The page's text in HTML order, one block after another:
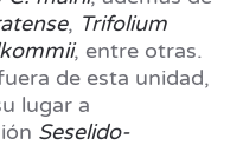
, Trifolium
, entre otras.
de esta unidad,
lugar a
Seselido-